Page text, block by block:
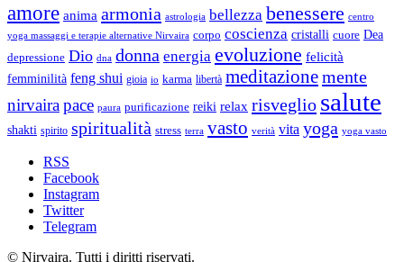
amore anima armonia astrologia bellezza benessere centro
yoga massaggi e terapie alternative Nirvaira corpo coscienza cristalli cuore Dea
depressione Dio dna donna energia evoluzione felicità
femminilità feng shui gioia io karma libertà meditazionemente
nirvairapace paura purificazione reiki relax risveglio salute
shakti spirito spiritualità stress terra vasto verità vita yoga yoga vasto
RSS
Facebook
Instagram
Twitter
Telegram
© Nirvaira. Tutti i diritti riservati.